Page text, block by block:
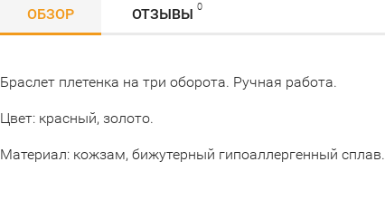
ОБЗОР ОТЗЫВЫ 0
Браслет плетенка на три оборота. Ручная работа.
Цвет: красный, золото.
Материал: кожзам, бижутерный гипоаллергенный сплав.